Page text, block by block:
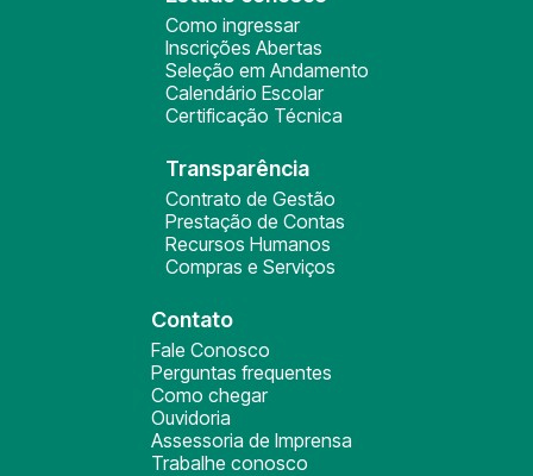
Como ingressar
Inscrições Abertas
Seleção em Andamento
Calendário Escolar
Certificação Técnica
Transparência
Contrato de Gestão
Prestação de Contas
Recursos Humanos
Compras e Serviços
Contato
Fale Conosco
Perguntas frequentes
Como chegar
Ouvidoria
Assessoria de Imprensa
Trabalhe conosco